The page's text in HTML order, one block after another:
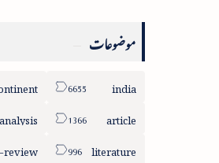
موضوعات
india
article
literature